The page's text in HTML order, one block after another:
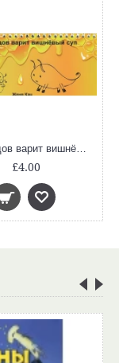
Зок Мёдов варит вишнёвый суп
£4.00